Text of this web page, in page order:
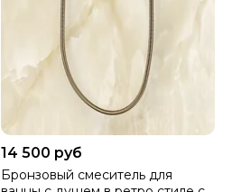
14 500 руб
Бронзовый смеситель для